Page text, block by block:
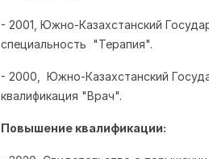
- 2001, Южно-Казахстанский
специальность "Терапия".
- 2000, Южно-Казахстанский
квалификация "Врач".
Повышение квалификации: